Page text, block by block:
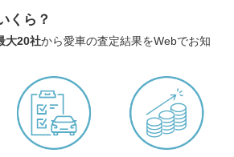
くら？
大20社から愛車の査定結果をWebでお知